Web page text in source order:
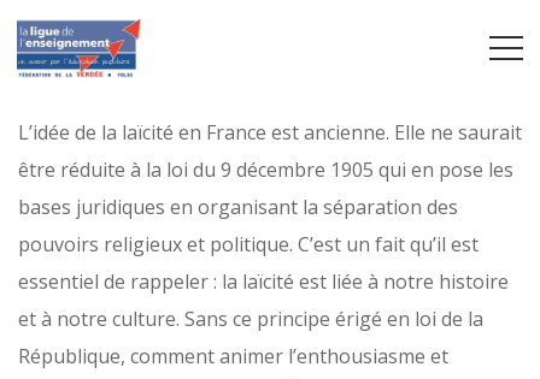
L’idée de la laïcité en France est ancienne. Elle ne saurait
être réduite à la loi du 9 décembre 1905 qui en pose les
bases juridiques en organisant la séparation des
pouvoirs religieux et politique. C’est un fait qu’il est
essentiel de rappeler : la laïcité est liée à notre histoire
et à notre culture. Sans ce principe érigé en loi de la
République, comment animer l’enthousiasme et